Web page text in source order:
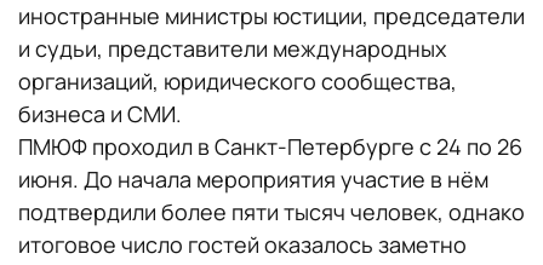
иностранные министры юстиции, председатели
и судьи, представители международных
организаций, юридического сообщества,
бизнеса и СМИ.
ПМЮФ проходил в Санкт-Петербурге с 24 по 26
июня. До начала мероприятия участие в нём
подтвердили более пяти тысяч человек, однако
итоговое число гостей оказалось заметно